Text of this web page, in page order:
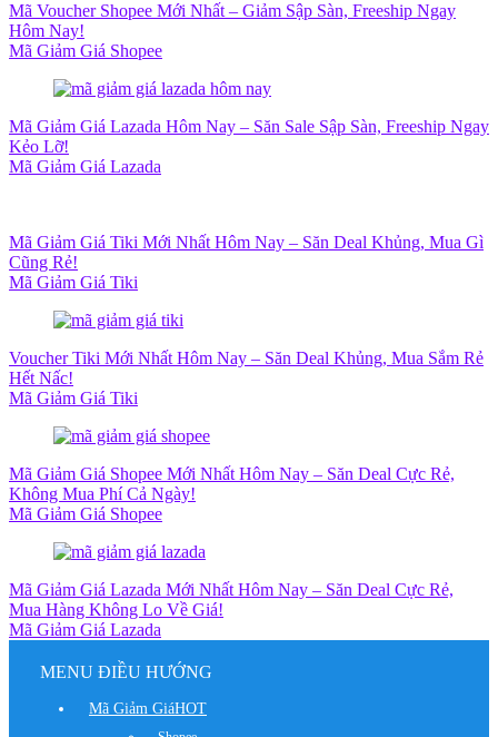
Mã Voucher Shopee Mới Nhất – Giảm Sập Sàn, Freeship Ngay
Hôm Nay!
Mã Giảm Giá Shopee
Mã Giảm Giá Lazada Hôm Nay – Săn Sale Sập Sàn, Freeship Ngay
Kẻo Lỡ!
Mã Giảm Giá Lazada
Mã Giảm Giá Tiki Mới Nhất Hôm Nay – Săn Deal Khủng, Mua Gì
Cũng Rẻ!
Mã Giảm Giá Tiki
Voucher Tiki Mới Nhất Hôm Nay – Săn Deal Khủng, Mua Sắm Rẻ
Hết Nấc!
Mã Giảm Giá Tiki
Mã Giảm Giá Shopee Mới Nhất Hôm Nay – Săn Deal Cực Rẻ,
Không Mua Phí Cả Ngày!
Mã Giảm Giá Shopee
Mã Giảm Giá Lazada Mới Nhất Hôm Nay – Săn Deal Cực Rẻ,
Mua Hàng Không Lo Về Giá!
Mã Giảm Giá Lazada
MENU ĐIỀU HƯỚNG
Mã Giảm GiáHOT